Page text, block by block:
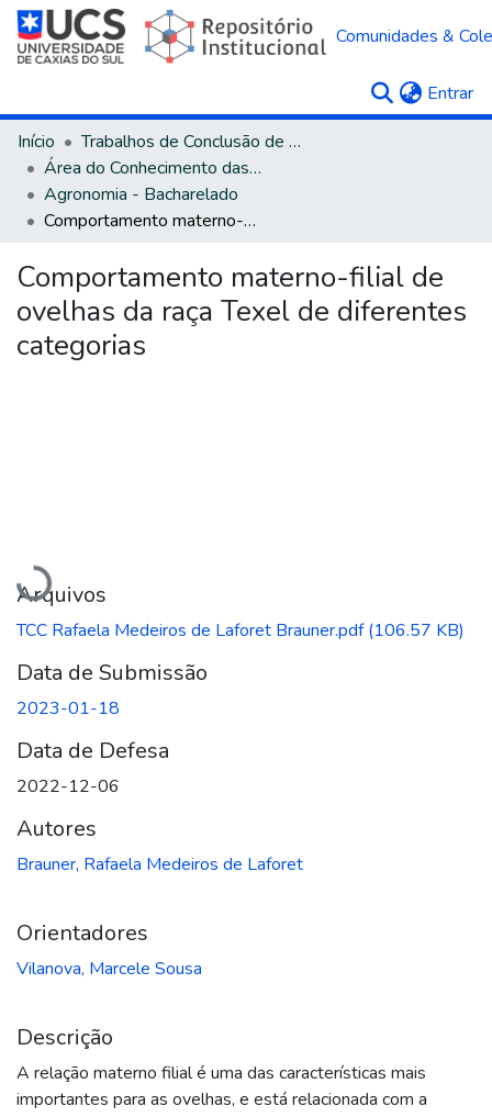
Comunidades &
Entrar
Início
Trabalhos de Conclusão de Curso
Área do Conhecimento das Ciências Agrárias
Agronomia - Bacharelado
Comportamento materno-filial de ovelhas da raça Texel de diferentes categorias
Comportamento materno-filial de
ovelhas da raça Texel de diferentes
categorias
Carregando...
Arquivos
TCC Rafaela Medeiros de Laforet Brauner.pdf(106.57 KB)
Data de Submissão
2023-01-18
Data de Defesa
2022-12-06
Autores
Brauner, Rafaela Medeiros de Laforet
Orientadores
Vilanova, Marcele Sousa
Descrição
A relação materno filial é uma das características mais
importantes para as ovelhas, e está relacionada com a